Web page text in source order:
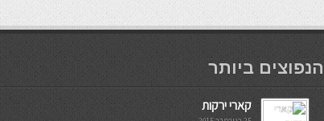
мостбет кг
הנפוצים ביותר
קארי ירקות